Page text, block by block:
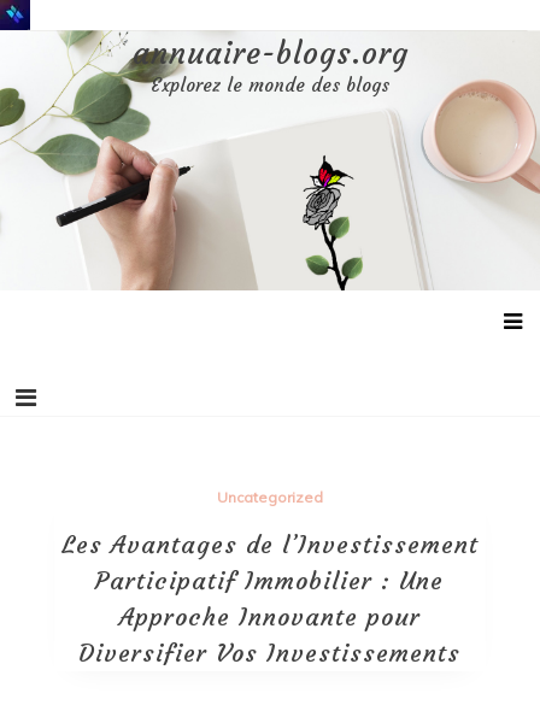
Aller
au
annuaire-blogs.org
Explorez le monde des blogs
Uncategorized
Les Avantages de l’Investissement
Participatif Immobilier : Une
Approche Innovante pour
Diversifier Vos Investissements